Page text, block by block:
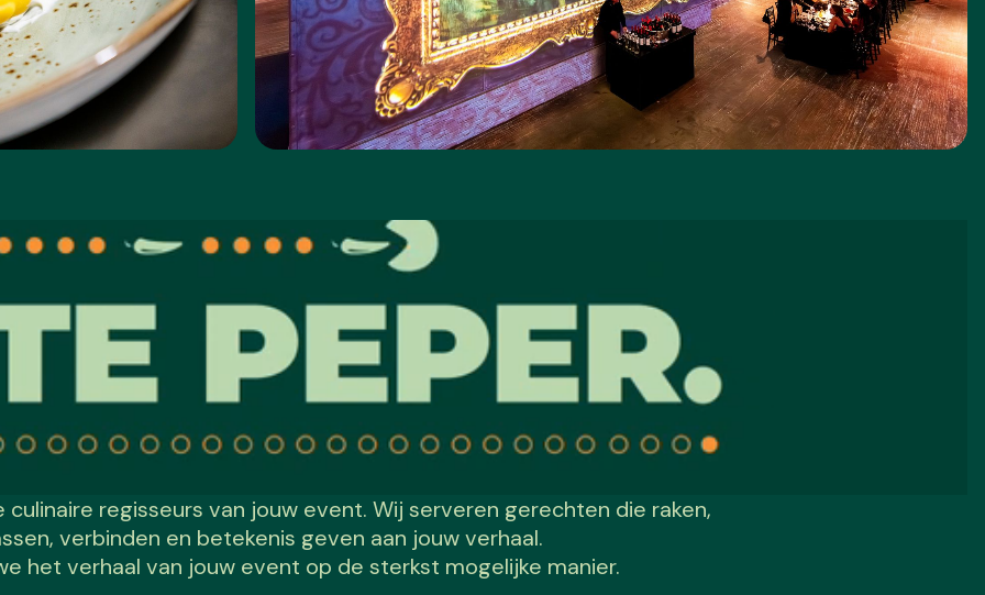
culinaire regisseurs van jouw event. Wij serveren gerechten die raken,
verbinden en betekenis geven aan jouw verhaal.
het verhaal van jouw event op de sterkst mogelijke manier.